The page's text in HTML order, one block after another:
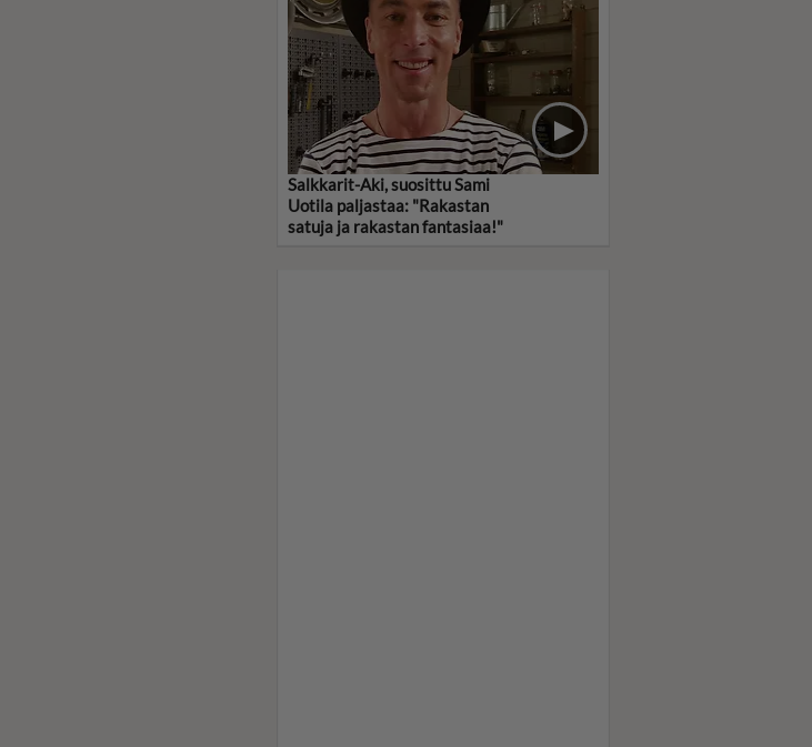
Salkkarit-Aki, suosittu Sami
Uotila paljastaa: "Rakastan
satuja ja rakastan fantasiaa!"